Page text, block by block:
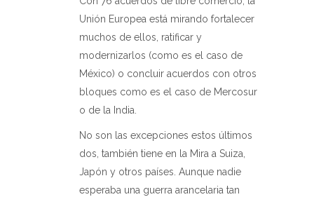
Unión Europea está mirando fortalecer
muchos de ellos, ratificar y
modernizarlos (como es el caso de
México) o concluir acuerdos con otros
bloques como es el caso de Mercosur
o de la India.
No son las excepciones estos últimos
dos, también tiene en la Mira a Suiza,
Japón y otros países. Aunque nadie
esperaba una guerra arancelaria tan